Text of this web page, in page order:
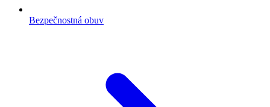
Bezpečnostná obuv